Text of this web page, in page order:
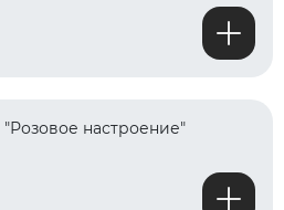
настроение"